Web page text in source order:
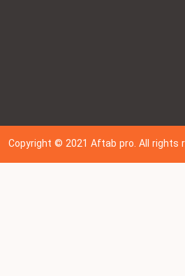
Copyright © 202 1Aftab pro. All rights